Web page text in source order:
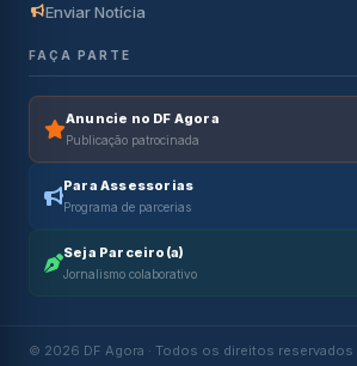
Enviar Notícia
FAÇA PARTE
Anuncie no DF Agora
Publicação patrocinada
Para Assessorias
Programa de parcerias
Seja Parceiro(a)
Jornalismo colaborativo
© 2026 DF Agora · Todos os direitos reservados